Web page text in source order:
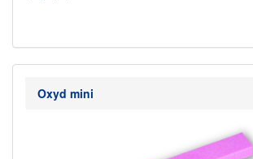
Oxyd mini